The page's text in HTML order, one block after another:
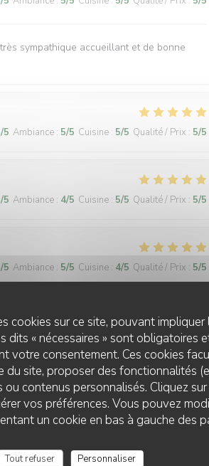
cookies sur ce site, pouvant
dits « nécessaires » sont obligatoires
votre consentement. Ces cookies
du site, proposer des fonctionnalités
contenus personnalisés. Cliquez
vos préférences. Vous pouvez
un cookie en bas à gauche des
Tout refuser
Personnaliser
sympathique accueillant et de bonne
/5 Ambiance : 5/5 Cuisine : 5/5 Qualité / Prix : 5/5
/5 Ambiance : 4/5 Cuisine : 5/5 Qualité / Prix : 5/5
/5 Ambiance : 5/5 Cuisine : 4/5 Qualité / Prix : 5/5
agréable en ces jours de beau temps,
accompagné d’excellentes frites
de rendez vous pour reapas avec mes
VILLIERS